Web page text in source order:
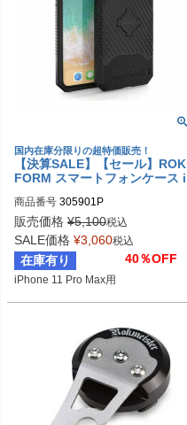
国内在庫分限りの超特価販売！
【決算SALE】【セール】ROK
FORM スマートフォンケース i
ース ブラック
商品番号 305901P
販売価格 ¥5,100税込
SALE価格 ¥3,060税込
在庫有り 40％OFF
iPhone 11 Pro Max用